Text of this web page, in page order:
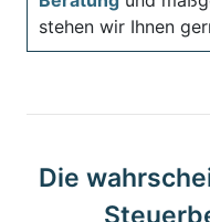
stehen wir Ihnen
Die